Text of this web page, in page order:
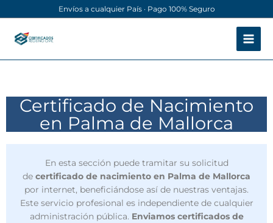
al
contenido
Envíos a cualquier País · Pago 100% Seguro
Certificado de Nacimiento
en Palma de Mallorca
En esta sección puede tramitar su solicitud
de certificado de nacimiento en Palma de Mallorca
por internet, beneficiándose así de nuestras ventajas.
Este servicio profesional es independiente de cualquier
administración pública. Enviamos certificados de